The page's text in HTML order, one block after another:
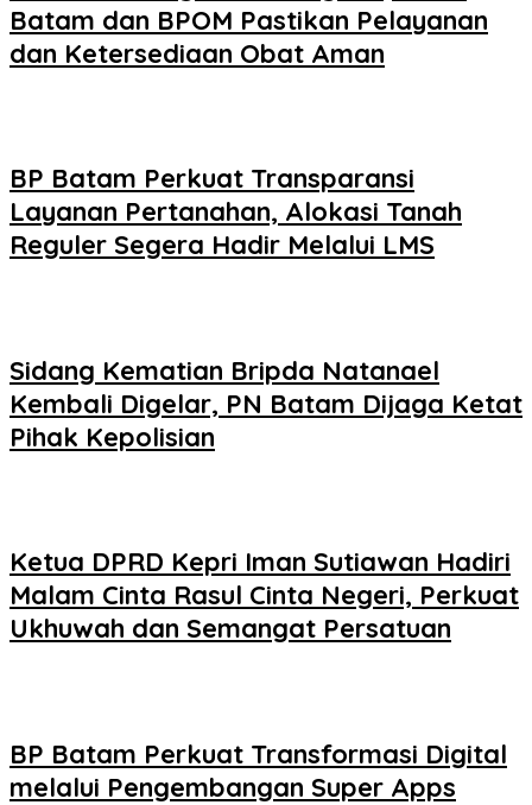
Batam dan BPOM Pastikan Pelayanan
dan Ketersediaan Obat Aman
BP Batam Perkuat Transparansi
Layanan Pertanahan, Alokasi Tanah
Reguler Segera Hadir Melalui LMS
Sidang Kematian Bripda Natanael
Kembali Digelar, PN Batam Dijaga Ketat
Pihak Kepolisian
Ketua DPRD Kepri Iman Sutiawan Hadiri
Malam Cinta Rasul Cinta Negeri, Perkuat
Ukhuwah dan Semangat Persatuan
BP Batam Perkuat Transformasi Digital
melalui Pengembangan Super Apps